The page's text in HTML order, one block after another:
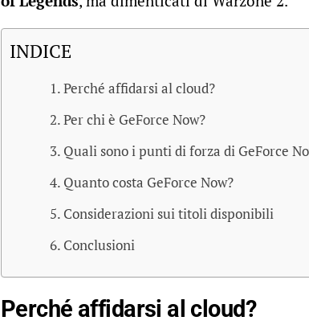
INDICE
Perché affidarsi al cloud?
Per chi è GeForce Now?
Quali sono i punti di forza di GeForce
Quanto costa GeForce Now?
Considerazioni sui titoli disponibili
Conclusioni
Perché affidarsi al cloud?